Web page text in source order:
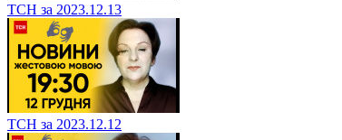
ТСН за 2023.12.13
ТСН за 2023.12.12